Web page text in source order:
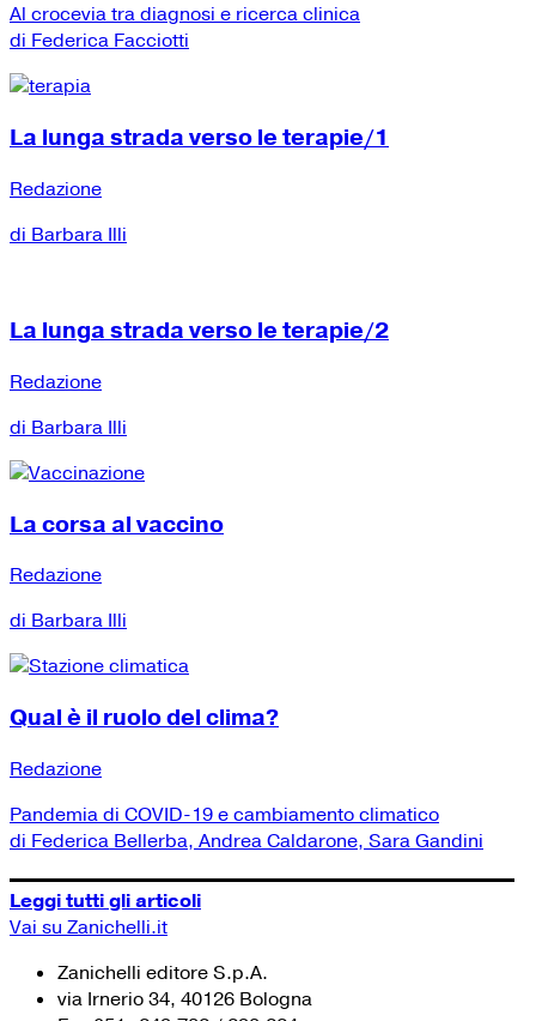
Al crocevia tra diagnosi e ricerca clinica
di Federica Facciotti
La lunga strada verso le terapie/1
Redazione
di Barbara Illi
La lunga strada verso le terapie/2
Redazione
di Barbara Illi
La corsa al vaccino
Redazione
di Barbara Illi
Qual è il ruolo del clima?
Redazione
Pandemia di COVID-19 e cambiamento climatico
di Federica Bellerba, Andrea Caldarone, Sara Gandini
Leggi tutti gli articoli
Vai su Zanichelli.it
Zanichelli editore S.p.A.
via Irnerio 34, 40126 Bologna